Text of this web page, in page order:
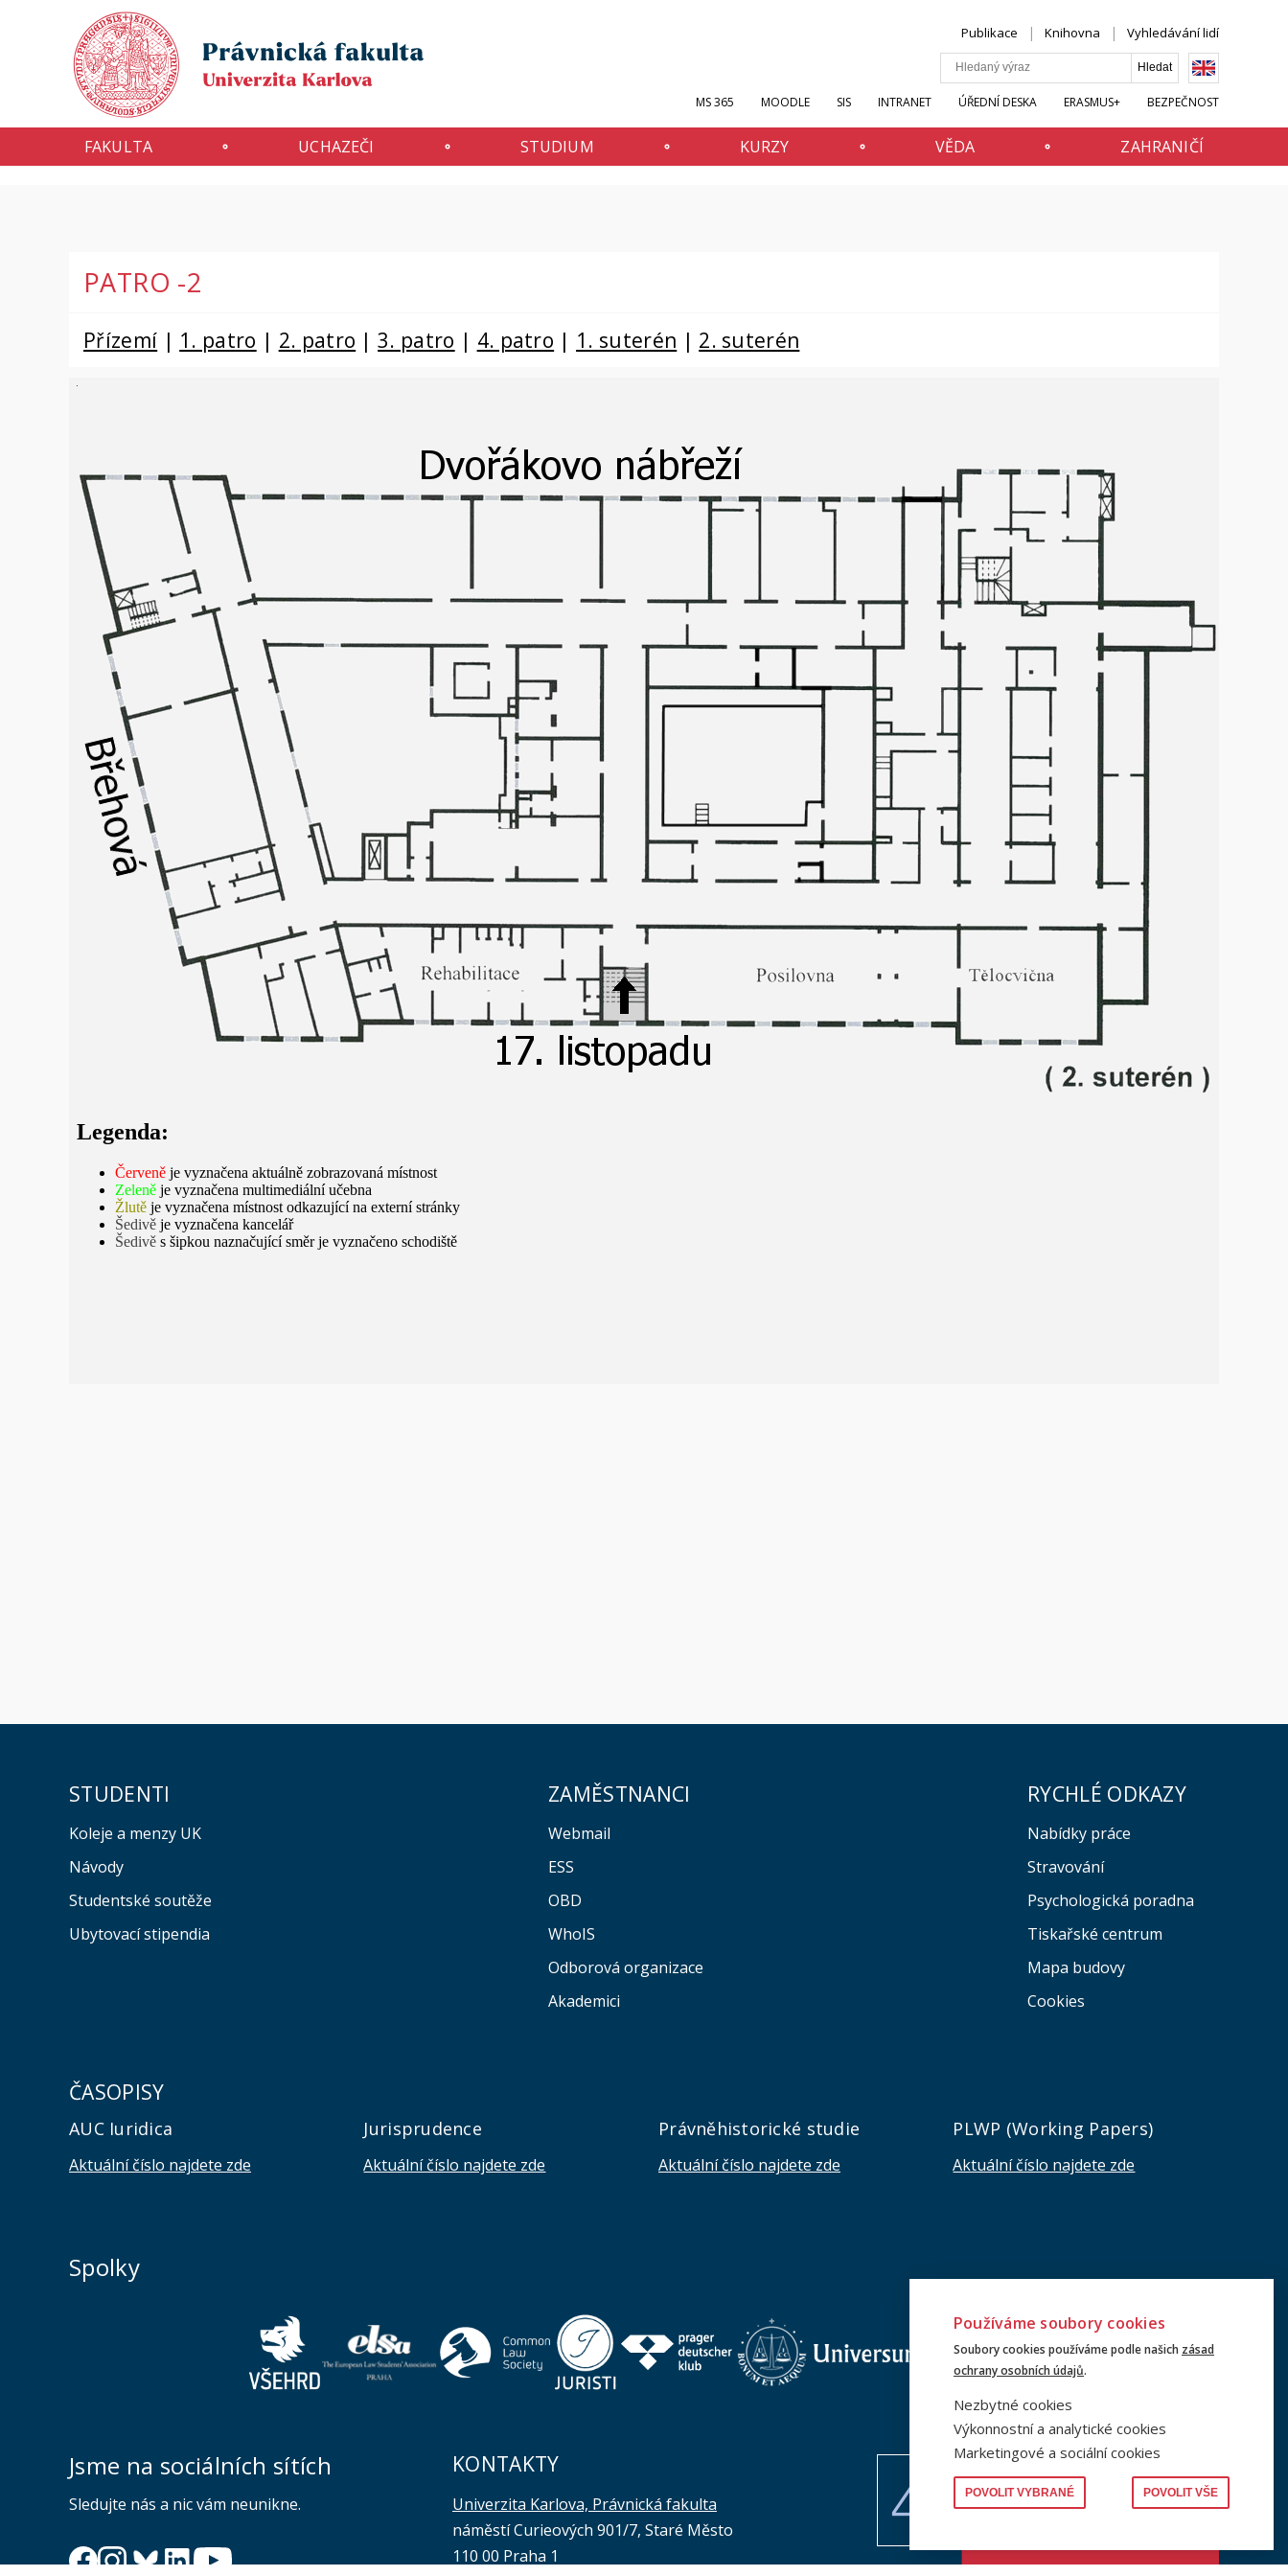
Publikace Knihovna Vyhledávání lidí
MS 365 MOODLE SIS INTRANET ÚŘEDNÍ DESKA ERASMUS+ BEZPEČNOST
FAKULTA UCHAZEČI STUDIUM KURZY VĚDA ZAHRANIČÍ
PATRO -2
Přízemí | 1. patro | 2. patro |3. patro | 4. patro | 1. suterén | 2. suterén
STUDENTI
Koleje a menzy UK
Návody
Studentské soutěže
Ubytovací stipendia
ZAMĚSTNANCI
Webmail
ESS
OBD
WhoIS
Odborová organizace
Akademici
RYCHLÉ ODKAZY
Nabídky práce
Stravování
Psychologická poradna
Tiskařské centrum
Mapa budovy
Cookies
ČASOPISY
AUC Iuridica
Aktuální číslo najdete zde
Jurisprudence
Aktuální číslo najdete zde
Právněhistorické studie
Aktuální číslo najdete zde
PLWP (Working Papers)
Aktuální číslo najdete zde
Spolky
Jsme na sociálních sítích
Sledujte nás a nic vám neunikne.
KONTAKTY
Univerzita Karlova, Právnická fakulta
náměstí Curieových 901/7, Staré Město
110 00 Praha 1
Používáme soubory cookies
Soubory cookies používáme podle našich zásad
ochrany osobních údajů.
Nezbytné cookies
Výkonnostní a analytické cookies
Marketingové a sociální cookies
POVOLIT VYBRANÉ POVOLIT VŠE